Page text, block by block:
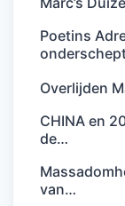
Poetins
Overlijden
CHINA en
de…
van…